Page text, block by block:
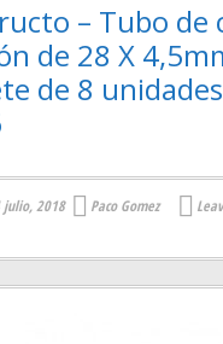
– Tubo de
de 28 X
de 8
julio, 2018 Paco Gomez